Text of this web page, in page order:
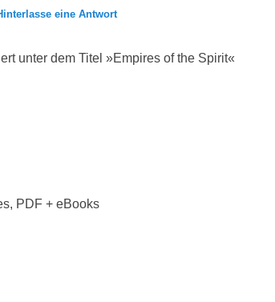
eine Antwort
unter dem Titel »Empires of the Spirit«
PDF + eBooks